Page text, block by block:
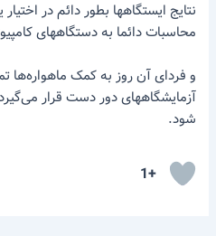
نتایج ایستگاهها بطور دائم در
محاسبات دائما به دستگاههای
و فردای آن روز به کمک ماهواره‌ها
آزمایشگاههای دور دست قرار
شود.
+1